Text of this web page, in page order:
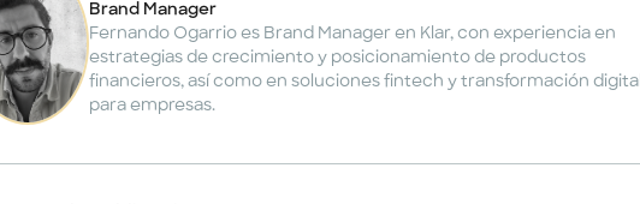
Brand Manager
Fernando Ogarrio es Brand Manager en Klar, con experiencia en
estrategias de crecimiento y posicionamiento de productos
financieros, así como en soluciones fintech y transformación digital
para empresas.